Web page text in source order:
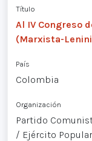
Título
Al IV Congreso
(Marxista-
País
Colombia
Organización
Partido
/ Ejército